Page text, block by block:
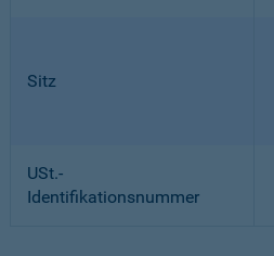
Sitz
USt.-
Identifikationsnummer